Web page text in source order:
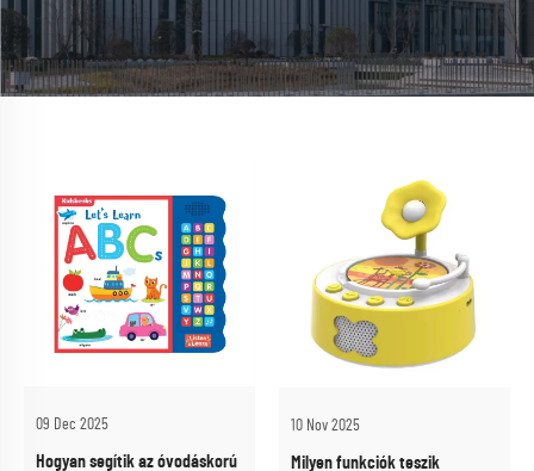
09 Dec 2025
Hogyan segítik az óvodáskorú
10 Nov 2025
Milyen funkciók teszik